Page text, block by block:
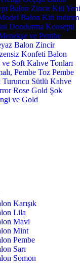
Balon Zincir Kiti Yeni
Balon Kiti indirim
Dondurma Konsepti
ve Pembe
Balon Zincir
Konfeti Balon
Soft Kahve Tonları
Pembe Toz Pembe
Turuncu Sütlü Kahve
Rose Gold Şok
ve Gold
Karışık
Lila
Mavi
Mint
Pembe
Sarı
Somon